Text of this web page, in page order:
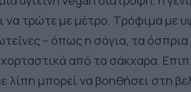
να τρώτε με μέτρο. Τρόφιμα με
– όπως η σόγια, τα
χορταστικά από τα σάκχαρα.
λίπη μπορεί να βοηθήσει στη